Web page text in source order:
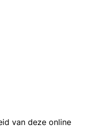
van deze online